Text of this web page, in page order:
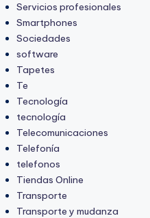
Servicios profesionales
Smartphones
Sociedades
software
Tapetes
Te
Tecnología
tecnología
Telecomunicaciones
Telefonía
telefonos
Tiendas Online
Transporte
Transporte y mudanza